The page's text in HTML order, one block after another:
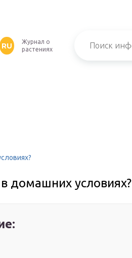
RU
Журнал о
растениях
домашних условиях?